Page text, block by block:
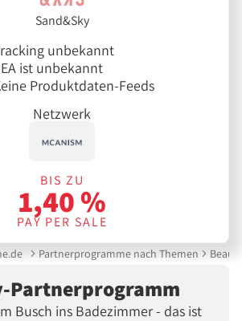
Sand&Sky
unbekannt
ist unbekannt
Produktdaten-Feeds
Netzwerk
BIS ZU
1,40 %
PAY PER SALE
Partnerprogramme nach Themen
Partnerprogramm
Busch ins Badezimmer - das ist